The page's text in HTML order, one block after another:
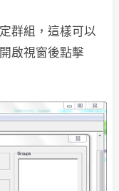
群組，這樣可以
啟視窗後點擊